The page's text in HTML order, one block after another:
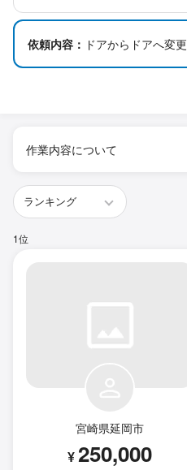
依頼内容： ドアからドアへ変更
作業内容について
1位
宮崎県延岡市
¥250,000